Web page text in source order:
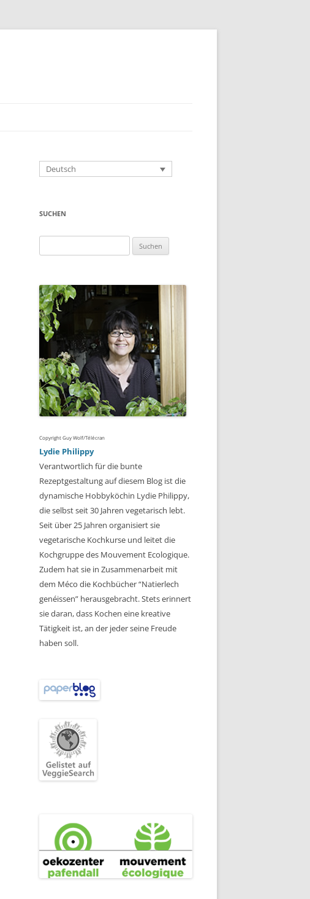
Deutsch
SUCHEN
nach:
Copyright Guy Wolf/Télécran
Lydie Philippy
Verantwortlich für die bunte
Rezeptgestaltung auf diesem Blog ist die
dynamische Hobbyköchin Lydie Philippy,
die selbst seit 30 Jahren vegetarisch lebt.
Seit über 25 Jahren organisiert sie
vegetarische Kochkurse und leitet die
Kochgruppe des Mouvement Ecologique.
Zudem hat sie in Zusammenarbeit mit
dem Méco die Kochbücher “Natierlech
genéissen” herausgebracht. Stets erinnert
sie daran, dass Kochen eine kreative
Tätigkeit ist, an der jeder seine Freude
haben soll.